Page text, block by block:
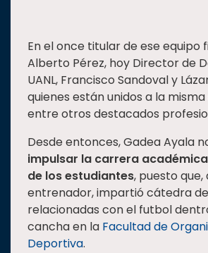
En el once titular de ese equipo
Alberto Pérez, hoy Director de
UANL, Francisco Sandoval y
quienes están unidos a la
entre otros destacados
Desde entonces, Gadea Ayala
impulsar la carrera
de los estudiantes, puesto
entrenador, impartió cátedra
relacionadas con el futbol
cancha en la Facultad de
Deportiva.